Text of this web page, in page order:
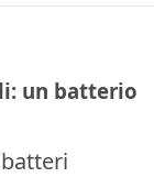
un batterio